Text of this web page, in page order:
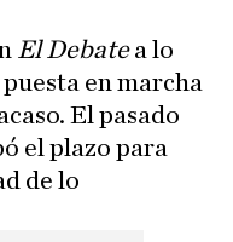
El Debatea lo
en marcha
El pasado
el plazo para
de lo